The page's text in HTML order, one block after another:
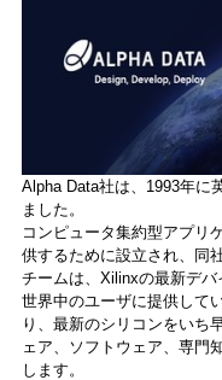
Alpha Data社は、1993年に
ました。
コンピュータ集約型アプリ
供するために設立され、同
チームは、Xilinxの最新デ
世界中のユーザに提供して
り、最新のシリコンをいち
ェア、ソフトウェア、専門
します。